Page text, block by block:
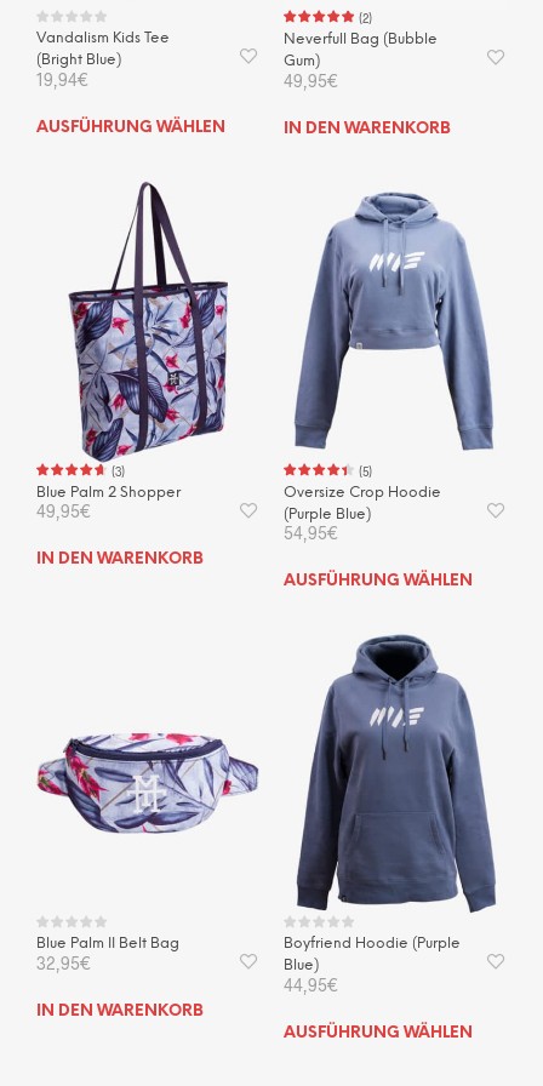
Vandalism Kids Tee
(Bright Blue)
19,94€
AUSFÜHRUNG WÄHLEN
Dieses
Optionen
können
Produktseite
gewählt
werden
(2)
Neverfull Bag (Bubble
Gum)
49,95€
IN DEN WARENKORB
(3)
Blue Palm 2 Shopper
49,95€
IN DEN WARENKORB
(5)
Oversize Crop Hoodie
(Purple Blue)
54,95€
AUSFÜHRUNG WÄHLEN
Blue Palm II Belt Bag
32,95€
IN DEN WARENKORB
Boyfriend Hoodie (Purple
Blue)
44,95€
AUSFÜHRUNG WÄHLEN